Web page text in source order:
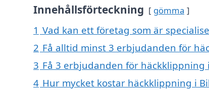
Innehållsförteckning gömma
1 Vad kan ett företag som är
2 Få alltid minst 3 erbjudanden för
3 Få 3 erbjudanden för
4 Hur mycket kostar häckklippning i